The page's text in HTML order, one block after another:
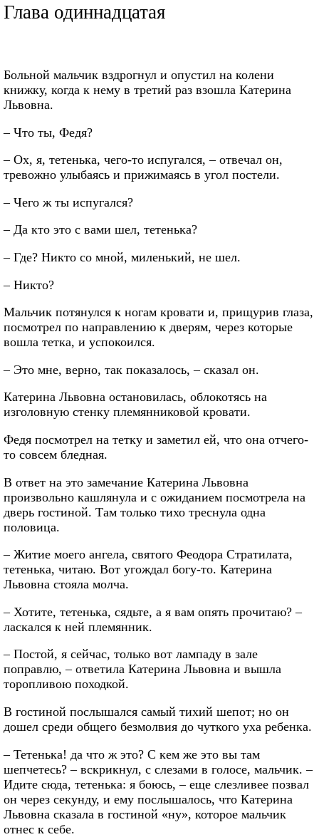
Глава одиннадцатая
Больной мальчик вздрогнул и опустил на колени
книжку, когда к нему в третий раз взошла Катерина
Львовна.
– Что ты, Федя?
– Ох, я, тетенька, чего-то испугался, – отвечал он,
тревожно улыбаясь и прижимаясь в угол постели.
– Чего ж ты испугался?
– Да кто это с вами шел, тетенька?
– Где? Никто со мной, миленький, не шел.
– Никто?
Мальчик потянулся к ногам кровати и, прищурив глаза,
посмотрел по направлению к дверям, через которые
вошла тетка, и успокоился.
– Это мне, верно, так показалось, – сказал он.
Катерина Львовна остановилась, облокотясь на
изголовную стенку племянниковой кровати.
Федя посмотрел на тетку и заметил ей, что она отчего-
то совсем бледная.
В ответ на это замечание Катерина Львовна
произвольно кашлянула и с ожиданием посмотрела на
дверь гостиной. Там только тихо треснула одна
половица.
– Житие моего ангела, святого Феодора Стратилата,
тетенька, читаю. Вот угождал богу-то. Катерина
Львовна стояла молча.
– Хотите, тетенька, сядьте, а я вам опять прочитаю? –
ласкался к ней племянник.
– Постой, я сейчас, только вот лампаду в зале
поправлю, – ответила Катерина Львовна и вышла
торопливою походкой.
В гостиной послышался самый тихий шепот; но он
дошел среди общего безмолвия до чуткого уха ребенка.
– Тетенька! да что ж это? С кем же это вы там
шепчетесь? – вскрикнул, с слезами в голосе, мальчик. –
Идите сюда, тетенька: я боюсь, – еще слезливее позвал
он через секунду, и ему послышалось, что Катерина
Львовна сказала в гостиной «ну», которое мальчик
отнес к себе.